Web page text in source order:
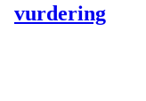
vurdering